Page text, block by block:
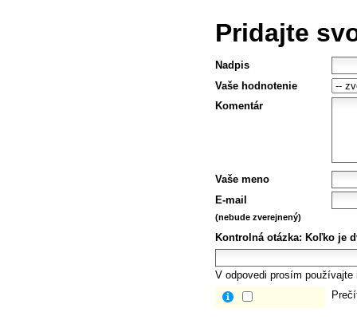
Pridajte
Nadpis
Vaše hodnotenie
Komentár
Vaše meno
E-mail
(nebude zverejnený)
Kontrolná otázka: Koľko je
V odpovedi prosím